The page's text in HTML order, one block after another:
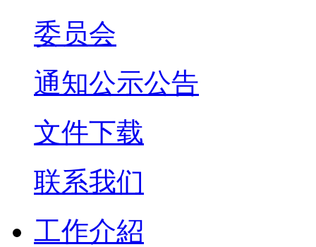
委员会
通知公示公告
文件下载
联系我们
工作介紹